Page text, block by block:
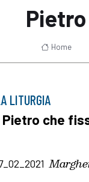
Pietro
Home
LITURGIA
che